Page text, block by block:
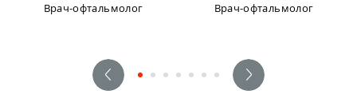
Врач-офтальмолог Врач-офтальмолог